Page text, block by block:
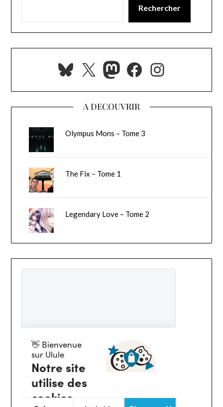
Rechercher
Bluesky
X Mastodon
Facebook
A DECOUVRIR
Olympus Mons – Tome 3
The Fix – Tome 1
Legendary Love – Tome 2